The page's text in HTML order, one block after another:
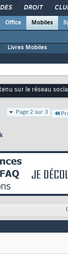
DROIT
Office Mobiles
Livres Mobiles
sur le réseau
Page 2 sur 3